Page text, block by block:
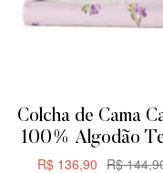
Colcha de Cama
100% Algodão
Allegro Plus –
R$
R$ 136,90